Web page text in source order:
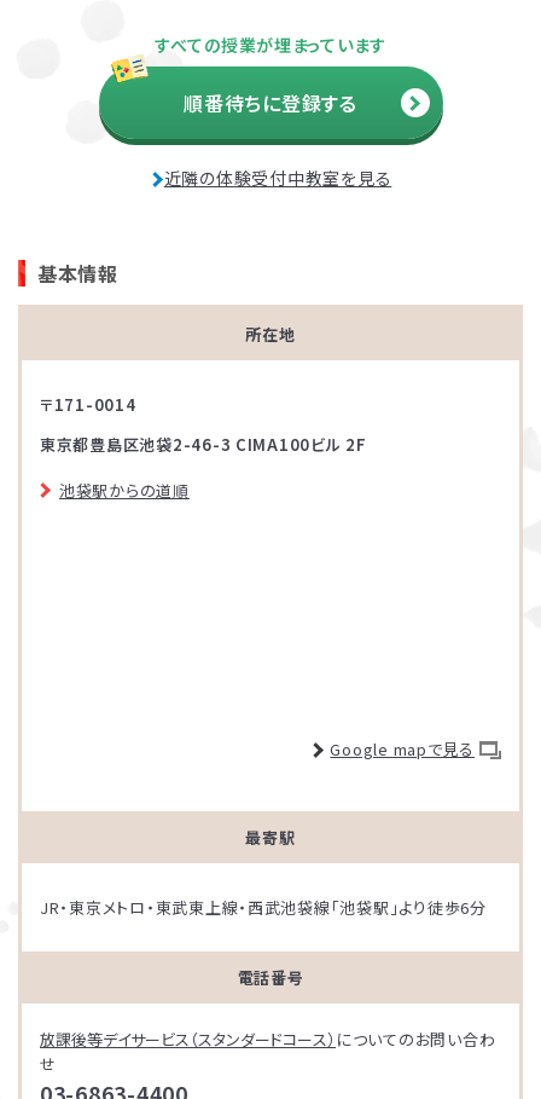
すべての授業が埋まっています
順番待ちに登録する
近隣の体験受付中教室を見る
基本情報
所在地
〒171-0014
東京都豊島区池袋2-46-3 CIMA100ビル 2F
池袋駅からの道順
Google mapで見る
最寄駅
JR・東京メトロ・東武東上線・西武池袋線「池袋駅」より徒歩6分
電話番号
放課後等デイサービス（スタンダードコース） についてのお問い合わ
せ
03-6863-4400